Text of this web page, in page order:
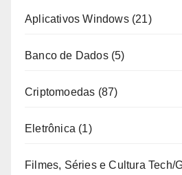
Aplicativos Windows(21)
Banco de Dados(5)
Criptomoedas (87)
Eletrônica (1)
Filmes, Séries e Cultura Tech/